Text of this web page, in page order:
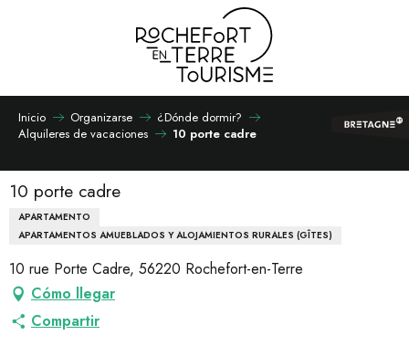
Inicio Organizarse
¿Dónde dormir?
Alquileres de vacaciones
10 porte cadre
10 porte cadre
APARTAMENTO
APARTAMENTOS AMUEBLADOS Y ALOJAMIENTOS RURALES (GÎTES)
10 rue Porte Cadre, 56220 Rochefort-en-Terre
Cómo llegar
Compartir